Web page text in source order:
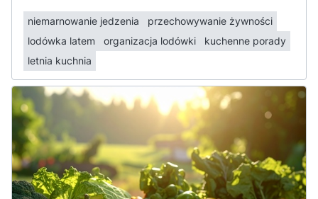
niemarnowanie jedzenia
przechowywanie żywności
lodówka latem
organizacja lodówki
kuchenne porady
letnia kuchnia